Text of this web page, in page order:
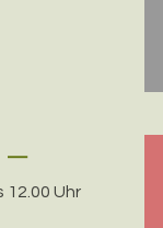
12.00 Uhr